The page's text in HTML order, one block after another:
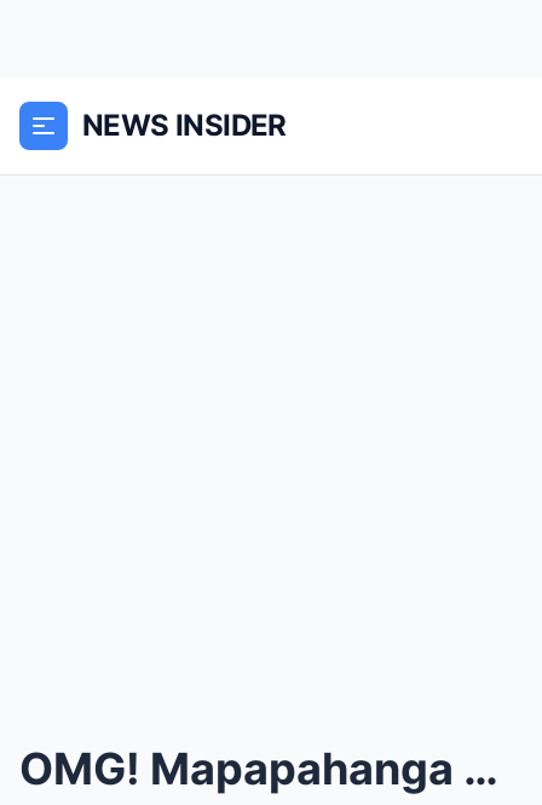
NEWS INSIDER
OMG! Mapapahanga ka talaga — Panoorin mo ito ngayo...